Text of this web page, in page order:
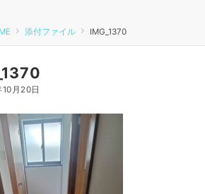
添付ファイル IMG_1370
月20日